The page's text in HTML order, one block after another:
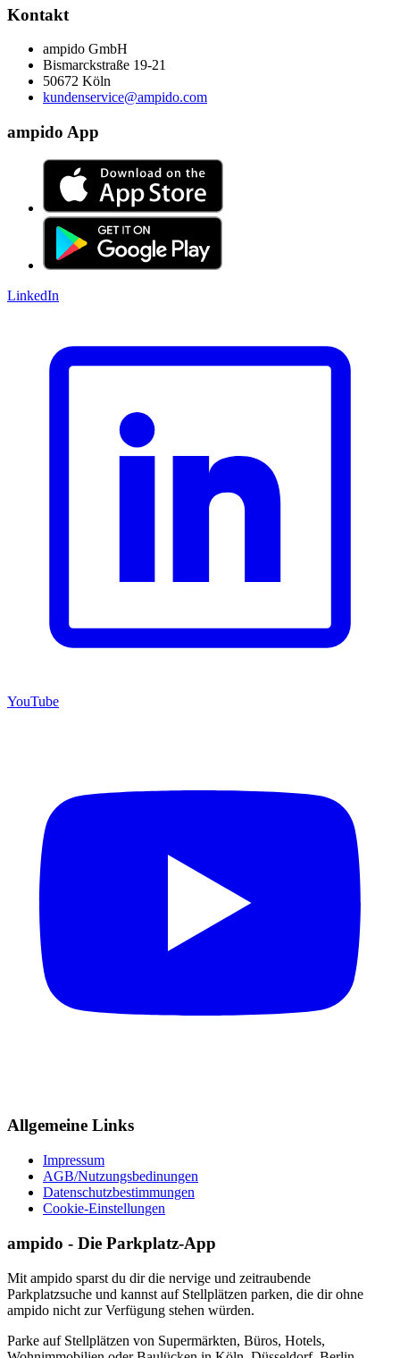
Kontakt
ampido GmbH
Bismarckstraße 19-21
50672 Köln
kundenservice@ampido.com
ampido App
LinkedIn
YouTube
Allgemeine Links
Impressum
AGB/Nutzungsbedinungen
Datenschutzbestimmungen
Cookie-Einstellungen
ampido - Die Parkplatz-App
Mit ampido sparst du dir die nervige und zeitraubende
Parkplatzsuche und kannst auf Stellplätzen parken, die dir ohne
ampido nicht zur Verfügung stehen würden.
Parke auf Stellplätzen von Supermärkten, Büros, Hotels,